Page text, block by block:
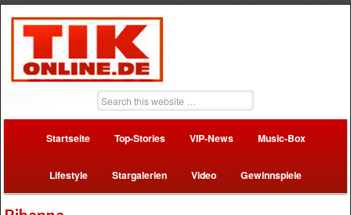
Startseite Top-Stories VIP-News Music-Box
Lifestyle Stargalerien Video Gewinnspiele